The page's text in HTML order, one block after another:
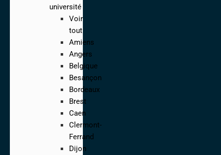
université
Voir
tout
Amiens
Angers
Belgique
Besançon
Bordeaux
Brest
Caen
Clermont-
Ferrand
Dijon